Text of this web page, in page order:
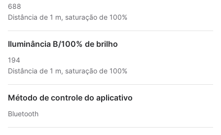
688
Distância de 1 m, saturação de 100%
Iluminância B/100% de brilho
194
Distância de 1 m, saturação de 100%
Método de controle do aplicativo
Bluetooth